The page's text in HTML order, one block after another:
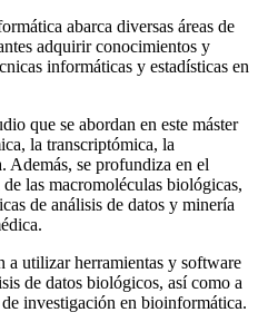
abarca diversas áreas de
adquirir conocimientos y
informáticas y estadísticas en
que se abordan en este máster
la transcriptómica, la
Además, se profundiza en el
las macromoléculas biológicas,
de análisis de datos y minería
a utilizar herramientas y software
de datos biológicos, así como a
investigación en bioinformática.